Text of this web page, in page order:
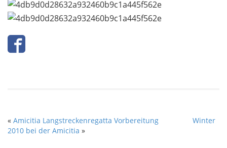
« Amicitia Langstreckenregatta Vorbereitung
Winter
2010 bei der Amicitia »